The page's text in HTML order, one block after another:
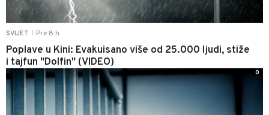
SVIJET Pre 8 h
Poplave u Kini: Evakuisano više od 25.000 ljudi, stiže
i tajfun "Dolfin" (VIDEO)
0